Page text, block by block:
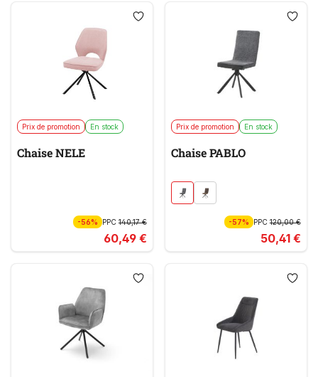
Prix de promotion En stock
Chaise NELE
-56% PPC 140,17 €
60,49 €
Prix de promotion En stock
Chaise PABLO
-57% PPC120,00 €
50,41 €